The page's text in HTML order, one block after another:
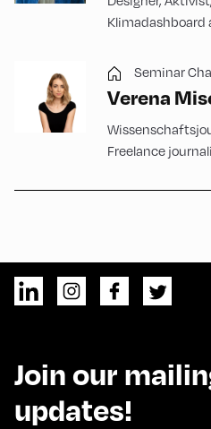
Klimadashboard
Seminar
Verena
Freelance
Join our
updates!